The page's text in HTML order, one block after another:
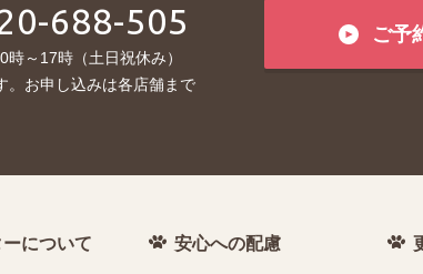
688-505
～17時（土日祝休み）
。お申し込みは各店舗まで
ご予
について 安心への配慮